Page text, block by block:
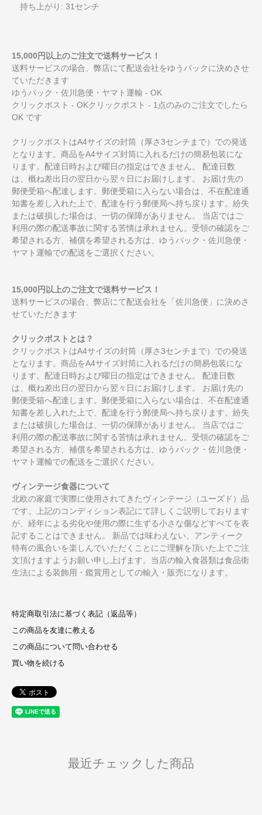
持ち上がり: 31センチ
15,000円以上のご注文で送料サービス！
送料サービスの場合、弊店にて配送会社をゆうパックに決めさせ
ていただきます
ゆうパック・佐川急便・ヤマト運輸 - OK
クリックポスト - OKクリックポスト - 1点のみのご注文でしたら
OK です
クリックポストはA4サイズの封筒（厚さ3センチまで）での発送
となります。商品をA4サイズ封筒に入れるだけの簡易包装にな
ります。配達日時および曜日の指定はできません。 配達日数
は、概ね差出日の翌日から翌々日にお届けします。 お届け先の
郵便受箱へ配達します。郵便受箱に入らない場合は、不在配達通
知書を差し入れた上で、配達を行う郵便局へ持ち戻ります。紛失
または破損した場合は、一切の保障がありません。 当店ではご
利用の際の配送事故に関する苦情は承れません。受領の確認をご
希望される方、補償を希望される方は、ゆうパック・佐川急便・
ヤマト運輸での配送をご選択ください。
15,000円以上のご注文で送料サービス！
送料サービスの場合、弊店にて配送会社を「佐川急便」に決めさ
せていただきます
クリックポストとは？
クリックポストはA4サイズの封筒（厚さ3センチまで）での発送
となります。商品をA4サイズ封筒に入れるだけの簡易包装にな
ります。配達日時および曜日の指定はできません。 配達日数
は、概ね差出日の翌日から翌々日にお届けします。 お届け先の
郵便受箱へ配達します。郵便受箱に入らない場合は、不在配達通
知書を差し入れた上で、配達を行う郵便局へ持ち戻ります。紛失
または破損した場合は、一切の保障がありません。 当店ではご
利用の際の配送事故に関する苦情は承れません。受領の確認をご
希望される方、補償を希望される方は、ゆうパック・佐川急便・
ヤマト運輸での配送をご選択ください。
ヴィンテージ食器について
北欧の家庭で実際に使用されてきたヴィンテージ（ユーズド）品
です。上記のコンディション表記にて詳しくご説明しております
が、経年による劣化や使用の際に生ずる小さな傷などすべてを表
記することはできません。 新品では味わえない、アンティーク
特有の風合いを楽しんでいただくことにご理解を頂いた上でご注
文頂けますようお願い申し上げます。当店の輸入食器類は食品衛
生法による装飾用・鑑賞用としての輸入・販売になります。
特定商取引法に基づく表記（返品等）
この商品を友達に教える
この商品について問い合わせる
買い物を続ける
最近チェックした商品